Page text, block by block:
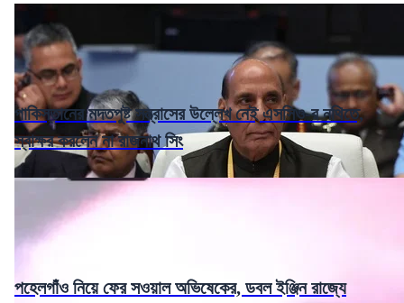
পাকিস্তানের মদতপুষ্ট সন্ত্রাসের উল্লেখ নেই এসসিও-র নথিতে,
স্বাক্ষর করলেন না রাজনাথ সিং
পহেলগাঁও নিয়ে ফের সওয়াল অভিষেকের, ডবল ইঞ্জিন রাজ্যে